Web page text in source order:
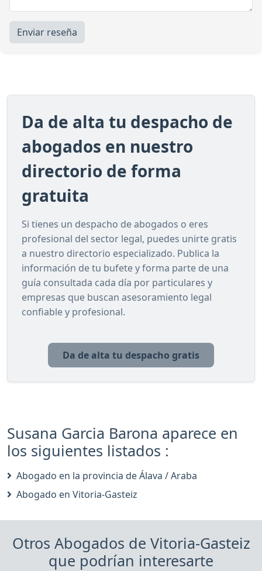
Enviar reseña
Da de alta tu despacho de
abogados en nuestro
directorio de forma
gratuita
Si tienes un despacho de abogados o eres
profesional del sector legal, puedes unirte gratis
a nuestro directorio especializado. Publica la
información de tu bufete y forma parte de una
guía consultada cada día por particulares y
empresas que buscan asesoramiento legal
confiable y profesional.
Da de alta tu despacho gratis
Susana Garcia Barona aparece en
los siguientes listados :
Abogado en la provincia de Álava / Araba
Abogado en Vitoria-Gasteiz
Otros Abogados de Vitoria-Gasteiz
que podrían interesarte